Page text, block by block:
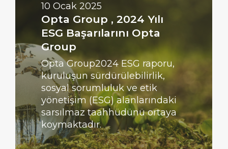
10 Ocak 2025
Opta Group , 2024 Yılı
ESG Başarılarını Opta
Group
Opta Group2024 ESG raporu,
kuruluşun sürdürülebilirlik,
sosyal sorumluluk ve etik
yönetişim (ESG) alanlarındaki
sarsılmaz taahhüdünü ortaya
koymaktadır.